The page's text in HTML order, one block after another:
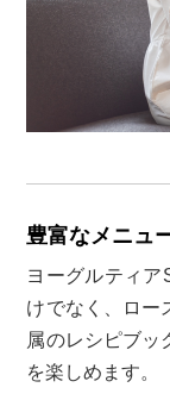
豊富なメニュ
ヨーグルティ
けでなく、ロー
属のレシピブッ
を楽しめます。